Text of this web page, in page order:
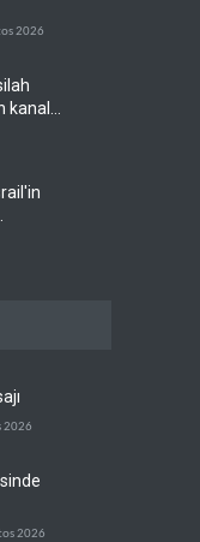
2026
kanal
İran
2026
2026